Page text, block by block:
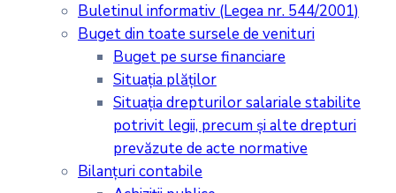
Buletinul informativ (Legea nr. 544/2001)
Buget din toate sursele de venituri
Buget pe surse financiare
Situaţia plăţilor
Situaţia drepturilor salariale stabilite
potrivit legii, precum şi alte drepturi
prevăzute de acte normative
Bilanţuri contabile